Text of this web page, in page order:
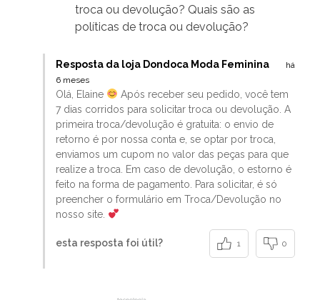
troca ou devolução? Quais são as
políticas de troca ou devolução?
Resposta da loja Dondoca Moda Feminina
há
6 meses
Olá, Elaine
Após receber seu pedido, você tem
7 dias corridos para solicitar troca ou devolução. A
primeira troca/devolução é gratuita: o envio de
retorno é por nossa conta e, se optar por troca,
enviamos um cupom no valor das peças para que
realize a troca. Em caso de devolução, o estorno é
feito na forma de pagamento. Para solicitar, é só
preencher o formulário em Troca/Devolução no
nosso site.
esta resposta foi útil? 1 0